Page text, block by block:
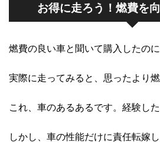
お得に走ろう！燃費を
燃費の良い車と聞いて購入したのに
実際に走ってみると、思ったより
これ、車のあるあるです。経験し
しかし、車の性能だけに責任転嫁